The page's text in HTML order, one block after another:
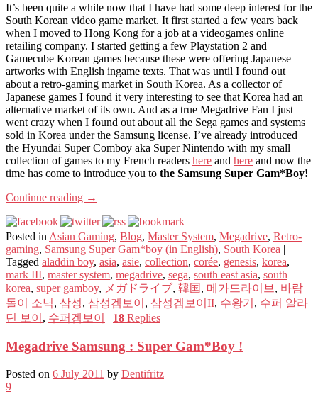
It’s been quite a while now that I have had some deep interest for the
South Korean video game market. It first started a few years back
when I moved to Hong Kong for a job at a videogames online
retailing company. I started getting a few Playstation 2 and
Gamecube Korean games because these were offering Japanese
artworks with English ingame texts. That was until I found out
about a retro-gaming market in South Korea. As a collector of
Japanese games I found it very interesting to see that Korea had an
alternative market of its own. And as a true Megadrive Fan I just
went crazy when I found out about all the Sega games and systems
sold in Korea under the Samsung license. I’ve already introduced
the Hyundai Super Comboy aka Super Nintendo with my small
collection of games to my French readers here and here and now the
time has come to introduce you to the Samsung Super Gam*Boy!
Continue reading →
Posted in Asian Gaming, Blog, Master System, Megadrive, Retro-
gaming, Samsung Super Gam*boy (in English), South Korea |
Tagged aladdin boy, asia, asie, collection, corée, genesis, korea,
mark III, master system, megadrive, sega, south east asia, south
korea, super gamboy, メガドライブ, 韓国 , 메가드라이브 , 바람
돌이 소닉, 삼성, 삼성겜보이 , 삼성겜보이II, 수왕기 , 수퍼 알라
딘 보이 , 수퍼겜보이 | 18 Replies
Megadrive Samsung : Super Gam*Boy !
Posted on 6 July 2011 by Dentifritz
9